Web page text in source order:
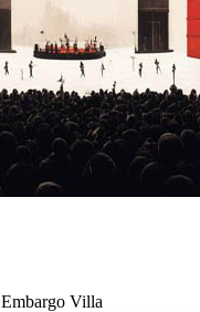
Embargo Villa